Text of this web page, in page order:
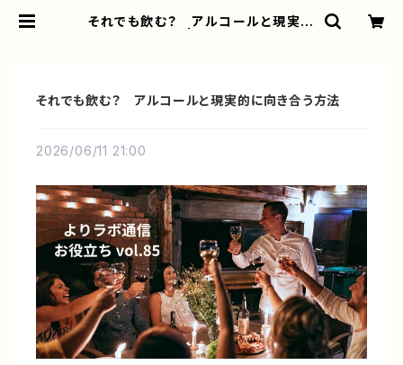
それでも飲む？ アルコールと現実的
それでも飲む？ アルコールと現実的に向き合う方法
2026/06/11 21:00